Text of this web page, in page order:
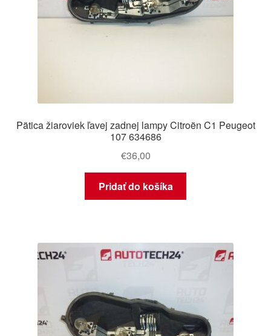
Pokladňa
Pätica žiaroviek ľavej zadnej lampy Citroën C1 Peugeot
107 634686
€36,00
Pridať do košíka